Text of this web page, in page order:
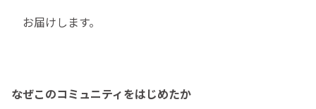
お届けします。
なぜこのコミュニティをはじめたか